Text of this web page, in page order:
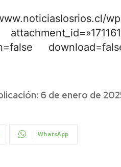
6 de enero de
WhatsApp